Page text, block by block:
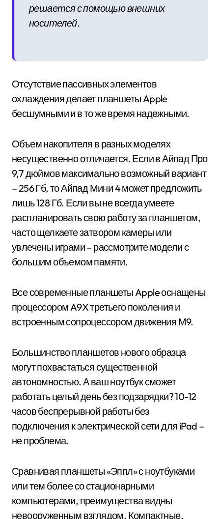
решается с помощью внешних
носителей.
Отсутствие пассивных элементов
охлаждения делает планшеты Apple
бесшумными и в то же время надежными.
Объем накопителя в разных моделях
несущественно отличается. Если в Айпад Про
9,7 дюймов максимально возможный вариант
– 256 Гб, то Айпад Мини 4 может предложить
лишь 128 Гб. Если вы не всегда умеете
распланировать свою работу за планшетом,
часто щелкаете затвором камеры или
увлечены играми – рассмотрите модели с
большим объемом памяти.
Все современные планшеты Apple оснащены
процессором A9X третьего поколения и
встроенным сопроцессором движения М9.
Большинство планшетов нового образца
могут похвастаться существенной
автономностью. А ваш ноутбук сможет
работать целый день без подзарядки? 10-12
часов беспрерывной работы без
подключения к электрической сети для iPad –
не проблема.
Сравнивая планшеты «Эппл» с ноутбуками
или тем более со стационарными
компьютерами, преимущества видны
невооруженным взглядом. Компактные,